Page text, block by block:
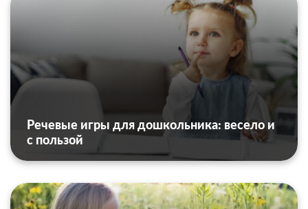
Речевые игры для дошкольника: весело и
с пользой